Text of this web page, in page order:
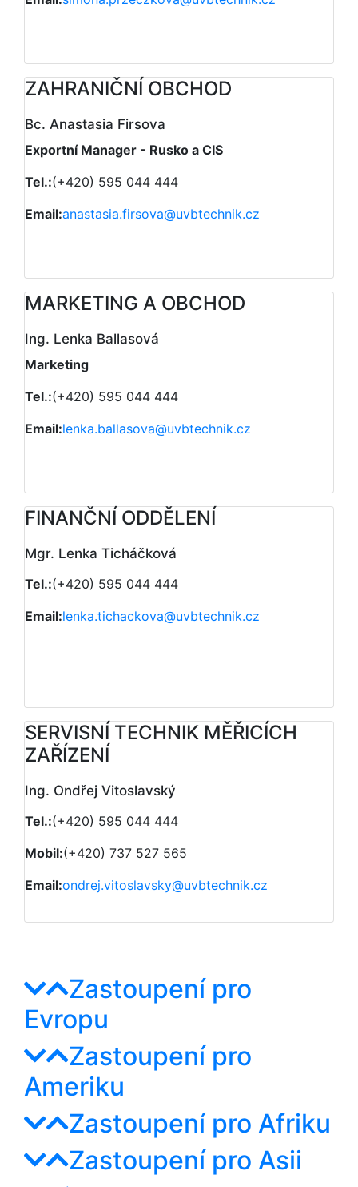
ZAHRANIČNÍ OBCHOD
Bc. Anastasia Firsova
Exportní Manager - Rusko a CIS
Tel.:(+420) 595 044 444
Email:anastasia.firsova@uvbtechnik.cz
MARKETING A OBCHOD
Ing. Lenka Ballasová
Marketing
Tel.:(+420) 595 044 444
Email:lenka.ballasova@uvbtechnik.cz
FINANČNÍ ODDĚLENÍ
Mgr. Lenka Ticháčková
Tel.:(+420) 595 044 444
Email:lenka.tichackova@uvbtechnik.cz
SERVISNÍ TECHNIK MĚŘICÍCH
ZAŘÍZENÍ
Ing. Ondřej Vitoslavský
Tel.:(+420) 595 044 444
Mobil:(+420) 737 527 565
Email:ondrej.vitoslavsky@uvbtechnik.cz
Zastoupení pro
Evropu
Zastoupení pro
Ameriku
Zastoupení pro Afriku
Zastoupení pro Asii